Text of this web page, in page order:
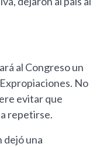
al Congreso un
No
evitar que
repetirse.
dejó una